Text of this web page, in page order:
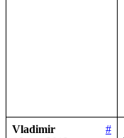
Vladimir
#